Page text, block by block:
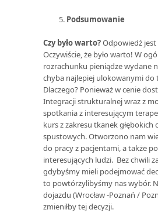
Podsumowanie
Czy było warto?Odpowiedź
Oczywiście, że było warto! W
rozrachunku pieniądze wydane
chyba najlepiej ulokowanymi do
Dlaczego? Ponieważ w cenie
Integracji strukturalnej wraz z
spotkania z interesującym
kurs z zakresu tkanek
spustowych. Otworzono nam
do pracy z pacjentami, a także
interesujących ludzi. Bez chwili
gdybyśmy mieli podejmować
to powtórzylibyśmy nas wybór.
dojazdu (Wrocław -Poznań /
zmieniłby tej decyzji.